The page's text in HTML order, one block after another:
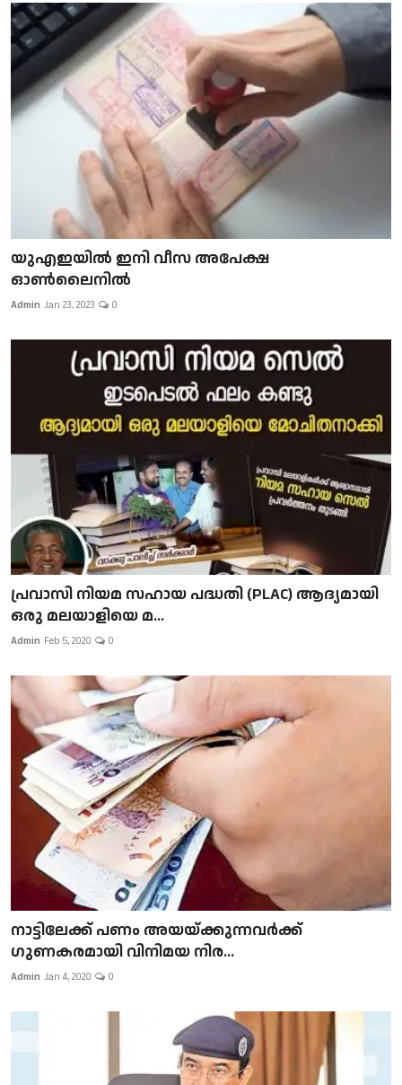
യുഎഇയിൽ ഇനി വീസ അപേക്ഷ
ഓൺലൈനിൽ
Admin Jan 23, 2023 0
പ്രവാസി നിയമ സഹായ പദ്ധതി (PLAC) ആദ്യമായി
ഒരു മലയാളിയെ മ...
Admin Feb 5, 2020 0
നാട്ടിലേക്ക് പണം അയയ്ക്കുന്നവർക്ക്
ഗുണകരമായി വിനിമയ നിര...
Admin Jan 4, 2020 0